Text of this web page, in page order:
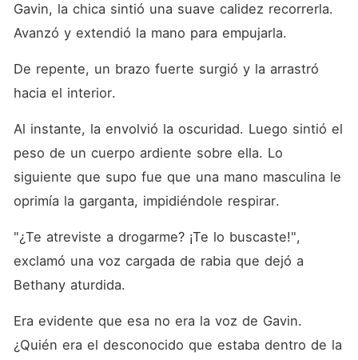
Gavin, la chica sintió una suave calidez recorrerla.
Avanzó y extendió la mano para empujarla.
De repente, un brazo fuerte surgió y la arrastró
hacia el interior.
Al instante, la envolvió la oscuridad. Luego sintió el
peso de un cuerpo ardiente sobre ella. Lo
siguiente que supo fue que una mano masculina le
oprimía la garganta, impidiéndole respirar.
"¿Te atreviste a drogarme? ¡Te lo buscaste!",
exclamó una voz cargada de rabia que dejó a
Bethany aturdida.
Era evidente que esa no era la voz de Gavin.
¿Quién era el desconocido que estaba dentro de la